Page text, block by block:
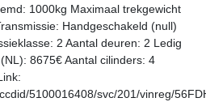
1000kg Maximaal trekgewicht
Handgeschakeld (null)
2 Aantal deuren: 2 Ledig
8675€ Aantal cilinders: 4
5100016408/svc/201/vinreg/